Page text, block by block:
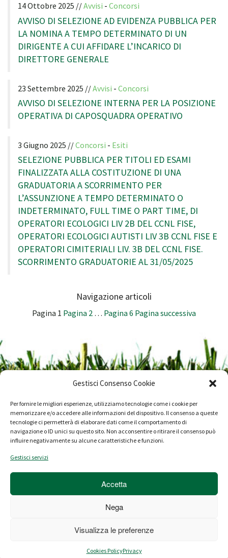
Gestisci Consenso Cookie
Per fornire le migliori esperienze, utilizziamo tecnologie come i cookie per
memorizzare e/o accedere alle informazioni del dispositivo. Il consenso a queste
tecnologie ci permetterà di elaborare dati come il comportamento di
navigazione o ID unici su questo sito. Non acconsentire o ritirare il consenso può
influire negativamente su alcune caratteristiche e funzioni.
Gestisci servizi
Accetta
Nega
Visualizza le preferenze
Cookies PolicyPrivacy
14 Ottobre 2025 //Avvisi - Concorsi
AVVISO DI SELEZIONE AD EVIDENZA PUBBLICA PER
LA NOMINA A TEMPO DETERMINATO DI UN
DIRIGENTE A CUI AFFIDARE L’INCARICO DI
DIRETTORE GENERALE
23 Settembre 2025 //Avvisi - Concorsi
AVVISO DI SELEZIONE INTERNA PER LA POSIZIONE
OPERATIVA DI CAPOSQUADRA OPERATIVO
3 Giugno 2025 //Concorsi - Esiti
SELEZIONE PUBBLICA PER TITOLI ED ESAMI
FINALIZZATA ALLA COSTITUZIONE DI UNA
GRADUATORIA A SCORRIMENTO PER
L’ASSUNZIONE A TEMPO DETERMINATO O
INDETERMINATO, FULL TIME O PART TIME, DI
OPERATORI ECOLOGICI LIV 2B DEL CCNL FISE,
OPERATORI ECOLOGICI AUTISTI LIV 3B CCNL FISE E
OPERATORI CIMITERIALI LIV. 3B DEL CCNL FISE.
SCORRIMENTO GRADUATORIE AL 31/05/2025
Navigazione articoli
Pagina 1 Pagina 2 … Pagina 6 Pagina successiva
Progetto Ambiente SpA - P.IVA 01626270597
Società a Socio Unico Soggetta a Direzione e Coordinamento
del Comune di Aprilia
Note sulla privacy | Cookies | credits